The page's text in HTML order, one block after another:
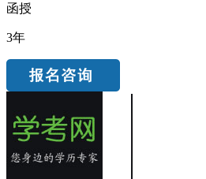
函授
3年